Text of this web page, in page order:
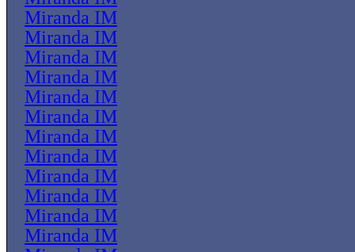
Miranda IM
Miranda IM
Miranda IM
Miranda IM
Miranda IM
Miranda IM
Miranda IM
Miranda IM
Miranda IM
Miranda IM
Miranda IM
Miranda IM